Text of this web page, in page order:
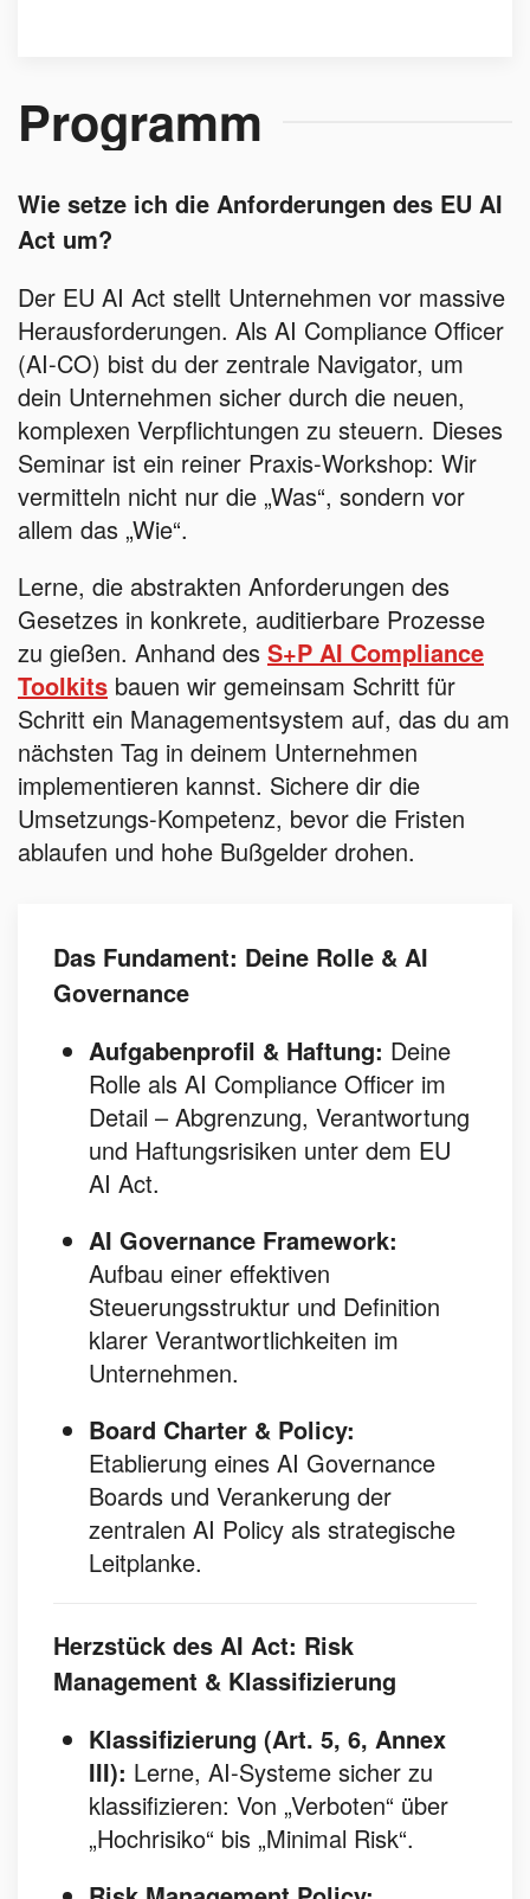
Programm
Wie setze ich die Anforderungen des EU AI
Act um?
Der EU AI Act stellt Unternehmen vor massive
Herausforderungen. Als AI Compliance Officer
(AI-CO) bist du der zentrale Navigator, um
dein Unternehmen sicher durch die neuen,
komplexen Verpflichtungen zu steuern. Dieses
Seminar ist ein reiner Praxis-Workshop: Wir
vermitteln nicht nur die „Was“, sondern vor
allem das „Wie“.
Lerne, die abstrakten Anforderungen des
Gesetzes in konkrete, auditierbare Prozesse
zu gießen. Anhand des S+P AI Compliance
Toolkits bauen wir gemeinsam Schritt für
Schritt ein Managementsystem auf, das du am
nächsten Tag in deinem Unternehmen
implementieren kannst. Sichere dir die
Umsetzungs-Kompetenz, bevor die Fristen
ablaufen und hohe Bußgelder drohen.
Das Fundament: Deine Rolle & AI
Governance
Aufgabenprofil & Haftung: Deine
Rolle als AI Compliance Officer im
Detail – Abgrenzung, Verantwortung
und Haftungsrisiken unter dem EU
AI Act.
AI Governance Framework:
Aufbau einer effektiven
Steuerungsstruktur und Definition
klarer Verantwortlichkeiten im
Unternehmen.
Board Charter & Policy:
Etablierung eines AI Governance
Boards und Verankerung der
zentralen AI Policy als strategische
Leitplanke.
Herzstück des AI Act: Risk
Management & Klassifizierung
Klassifizierung (Art. 5, 6, Annex
III): Lerne, AI-Systeme sicher zu
klassifizieren: Von „Verboten“ über
„Hochrisiko“ bis „Minimal Risk“.